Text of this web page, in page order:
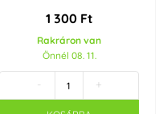
1 300 Ft
Rakráron van
Önnél 08. 11.
- +